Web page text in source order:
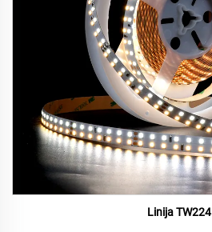
Linija TW224